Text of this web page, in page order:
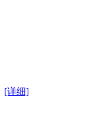
[详细]